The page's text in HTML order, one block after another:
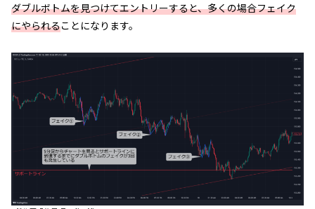
ダブルボトムを見つけてエントリーすると、多くの場合フェイク
にやられることになります。